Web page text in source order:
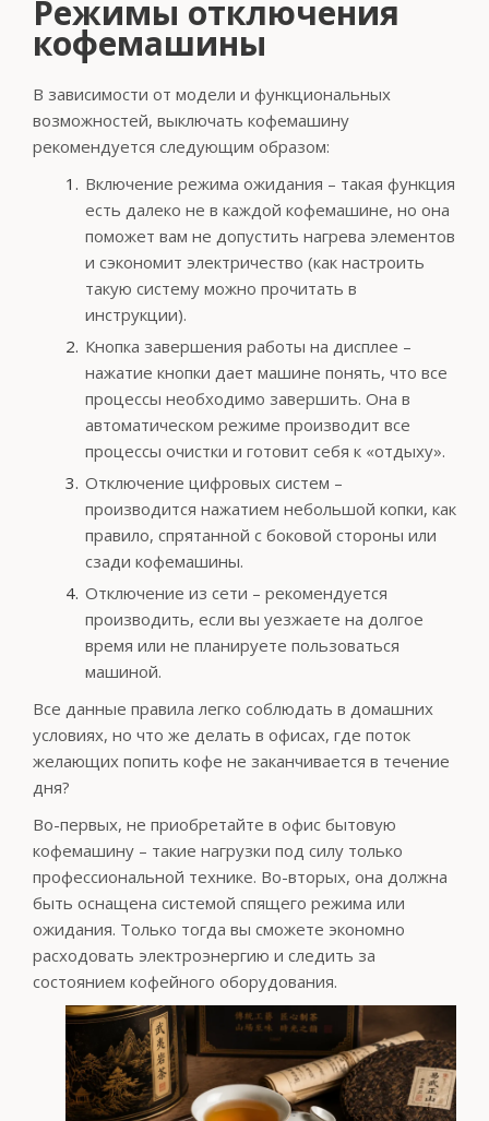
Режимы отключения
кофемашины
В зависимости от модели и функциональных
возможностей, выключать кофемашину
рекомендуется следующим образом:
Включение режима ожидания – такая функция
есть далеко не в каждой кофемашине, но она
поможет вам не допустить нагрева элементов
и сэкономит электричество (как настроить
такую систему можно прочитать в
инструкции).
Кнопка завершения работы на дисплее –
нажатие кнопки дает машине понять, что все
процессы необходимо завершить. Она в
автоматическом режиме производит все
процессы очистки и готовит себя к «отдыху».
Отключение цифровых систем –
производится нажатием небольшой копки, как
правило, спрятанной с боковой стороны или
сзади кофемашины.
Отключение из сети – рекомендуется
производить, если вы уезжаете на долгое
время или не планируете пользоваться
машиной.
Все данные правила легко соблюдать в домашних
условиях, но что же делать в офисах, где поток
желающих попить кофе не заканчивается в течение
дня?
Во-первых, не приобретайте в офис бытовую
кофемашину – такие нагрузки под силу только
профессиональной технике. Во-вторых, она должна
быть оснащена системой спящего режима или
ожидания. Только тогда вы сможете экономно
расходовать электроэнергию и следить за
состоянием кофейного оборудования.